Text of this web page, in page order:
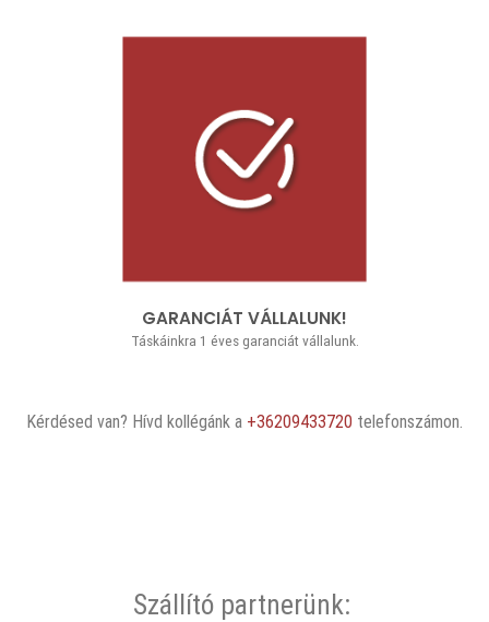
GARANCIÁT VÁLLALUNK!
Táskáinkra 1 éves garanciát vállalunk.
Kérdésed van? Hívd kollégánk a +36209433720 telefonszámon.
Szállító partnerünk: